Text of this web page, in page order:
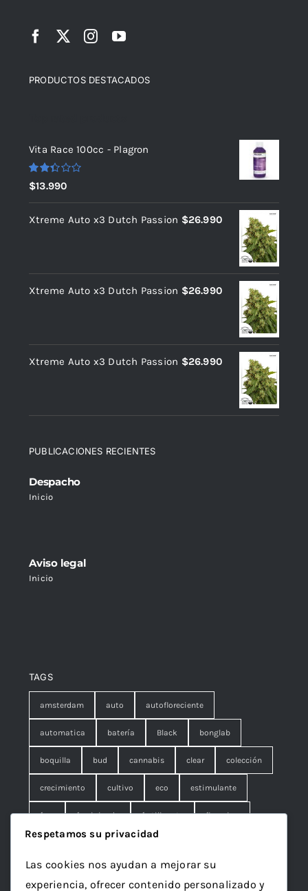
PRODUCTOS DESTACADOS
Vita Race 100cc - Plagron
Valorado
con
2.36
de 5
$13.990
Xtreme Auto x3 Dutch Passion $26.990
Xtreme Auto x3 Dutch Passion $26.990
Xtreme Auto x3 Dutch Passion $26.990
PUBLICACIONES RECIENTES
Despacho
Inicio
Aviso legal
Inicio
TAGS
amsterdam auto autofloreciente
automatica batería Black bonglab
boquilla bud cannabis clear colección
crecimiento cultivo eco estimulante
fem feminizada fertilizante floracion
fruna galleta
Grotek grow maceta marihuana
Respetamos su privacidad
Las cookies nos ayudan a mejorar su
experiencia, ofrecer contenido personalizado y